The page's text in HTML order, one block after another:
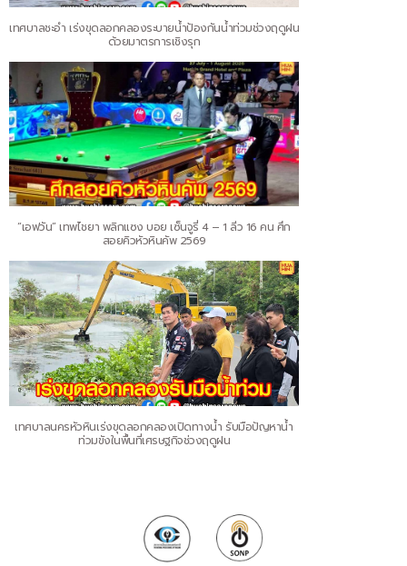
เทศบาลชะอำ เร่งขุดลอกคลองระบายน้ำป้องกันน้ำท่วมช่วงฤดูฝน
ด้วยมาตรการเชิงรุก
“เอฟวัน” เทพไชยา พลิกแซง บอย เซ็นจูรี่ 4 – 1 ลิ่ว 16 คน ศึก
สอยคิวหัวหินคัพ 2569
เทศบาลนครหัวหินเร่งขุดลอกคลองเปิดทางน้ำ รับมือปัญหาน้ำ
ท่วมขังในพื้นที่เศรษฐกิจช่วงฤดูฝน